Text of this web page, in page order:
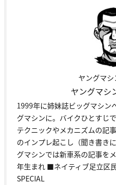
ヤングマ
ヤングマシ
1999年に姉妹誌ビッグマシン
グマシンに。バイクひとすじ
テクニックやメカニズムの記
のインプレ起こし（聞き書き
グマシンでは新車系の記事を
年生まれ ■ネイティブ足立区
SPECIAL